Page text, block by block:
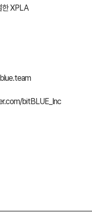
한 XPLA
bitBLUE_Inc